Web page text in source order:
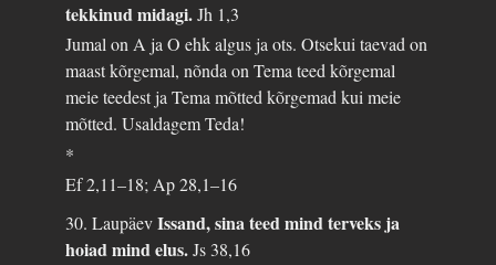
tekkinud midagi.Jh 1,3
Jumal on A ja O ehk algus ja ots. Otsekui taevad on
maast kõrgemal, nõnda on Tema teed kõrgemal
meie teedest ja Tema mõtted kõrgemad kui meie
mõtted. Usaldagem Teda!
*
Ef 2,11–18; Ap 28,1–16
30. LaupäevIssand, sina teed mind terveks ja
hoiad mind elus.Js 38,16